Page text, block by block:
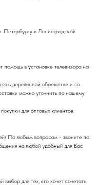
Петербургу и Ленинградской
в установке телевизора на
в деревянной обрешетке и со
можно уточнить по нашему
для оптовых клиентов.
По любым вопросам - звоните по
на любой удобный для Вас
для тех, кто хочет сочетать